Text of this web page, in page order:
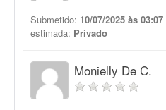
Submetido: 10/07/2025 às 03:07
estimada: Privado
Monielly De C.